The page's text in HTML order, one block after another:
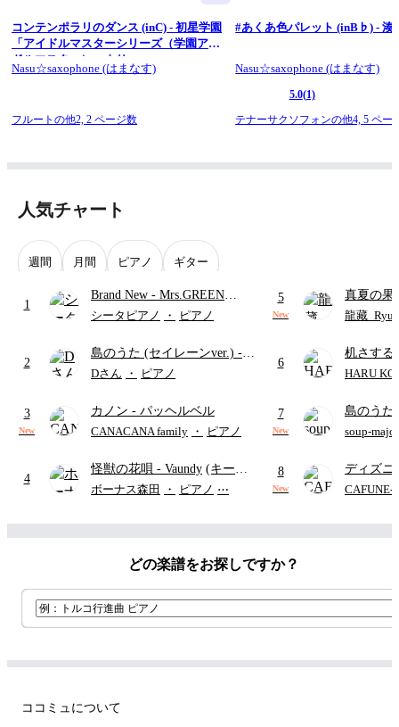
コンテンポラリのダンス (inC) - 初星学園
「アイドルマスターシリーズ（学園アイ
ドルマスター）」より
Nasu☆saxophone (はまなす)
フルートの他2, 2 ページ数
#あくあ色パレット (inB♭) - 湊
Nasu☆saxophone (はまなす)
5.0(1)
テナーサクソフォンの他4,5 ペー
人気チャート
週間 月間 ピアノ ギター
1
Brand New - Mrs.GREEN
APPLE
シータピアノ ・ ピアノ
2
島のうた (セイレーンver.) -
セイレーン(CV.鈴木みのり)
ード・ペダル付き/『映画ちい
かわ 人魚の島のひみつ』よ
Dさん ・ ピアノ
3
New
カノン - パッヘルベル
CANACANA family ・ ピアノ
4
怪獣の花唄 - Vaundy (キーボ
ードパート)
ボーナス森田 ・ ピアノ ⋯
5
New
真夏の
ターズ
龍藏
6
机さする
HARU
7
New
島のうた
映画ちい
soup-majo
8
New
ディズ
レー-
ード有)
CAFUNE-
どの楽譜をお探しですか？
ココミュについて